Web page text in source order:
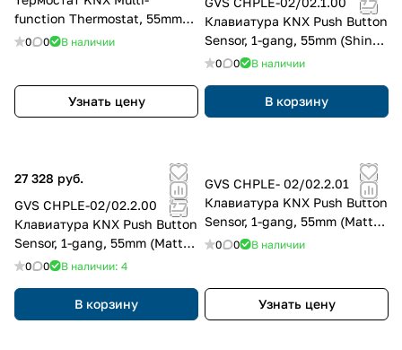
function Thermostat, 55mm
(Matt Finish)
0 0 В наличии
Узнать цену
Клавиатура KNX Push Button
Sensor, 1-gang, 55mm (Shiny
Finish)
0 0 В наличии
В корзину
27 328 руб.
GVS CHPLE-02/02.2.00
Клавиатура KNX Push Button
Sensor, 1-gang, 55mm (Matt
Finish)
0 0 В наличии: 4
В корзину
GVS CHPLE- 02/02.2.01
Клавиатура KNX Push Button
Sensor, 1-gang, 55mm (Matt
Finish)
0 0 В наличии
Узнать цену